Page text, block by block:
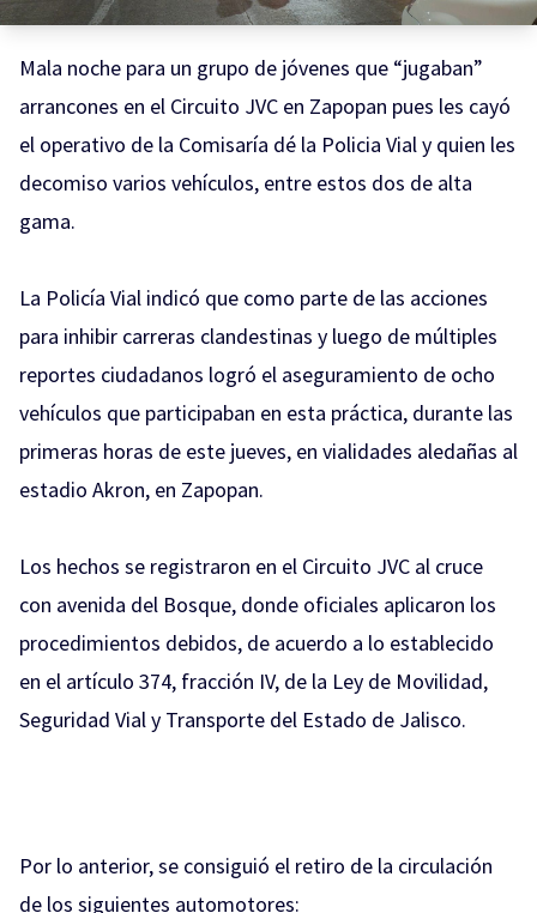
Mala noche para un grupo de jóvenes que “jugaban”
arrancones en el Circuito JVC en Zapopan pues les cayó
el operativo de la Comisaría dé la Policia Vial y quien les
decomiso varios vehículos, entre estos dos de alta
gama.
La Policía Vial indicó que como parte de las acciones
para inhibir carreras clandestinas y luego de múltiples
reportes ciudadanos logró el aseguramiento de ocho
vehículos que participaban en esta práctica, durante las
primeras horas de este jueves, en vialidades aledañas al
estadio Akron, en Zapopan.
Los hechos se registraron en el Circuito JVC al cruce
con avenida del Bosque, donde oficiales aplicaron los
procedimientos debidos, de acuerdo a lo establecido
en el artículo 374, fracción IV, de la Ley de Movilidad,
Seguridad Vial y Transporte del Estado de Jalisco.
Por lo anterior, se consiguió el retiro de la circulación
de los siguientes automotores: